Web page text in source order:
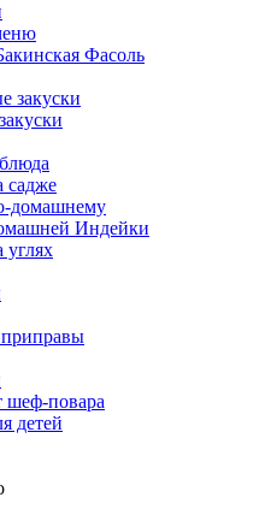
Фасоль
закуски
садже
домашнему
Индейки
углях
шеф-повара
детей